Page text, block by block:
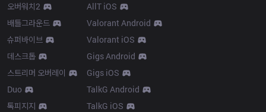
오버워치2
배틀그라운드
슈퍼바이브
데스크톱
스트리머 오버레이
Duo
톡피지지
AllT iOS
Valorant Android
Valorant iOS
Gigs Android
Gigs iOS
TalkG Android
TalkG iOS